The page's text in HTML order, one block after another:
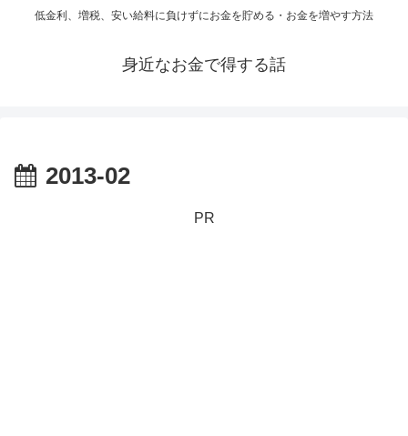
低金利、増税、安い給料に負けずにお金を貯める・お金を増やす方法
身近なお金で得する話
2013-02
PR